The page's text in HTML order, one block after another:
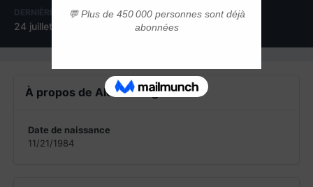
DERNIÈRE VISITE
24 juillet 2017
À propos de Alex Ditunga
Date de naissance
11/21/1984